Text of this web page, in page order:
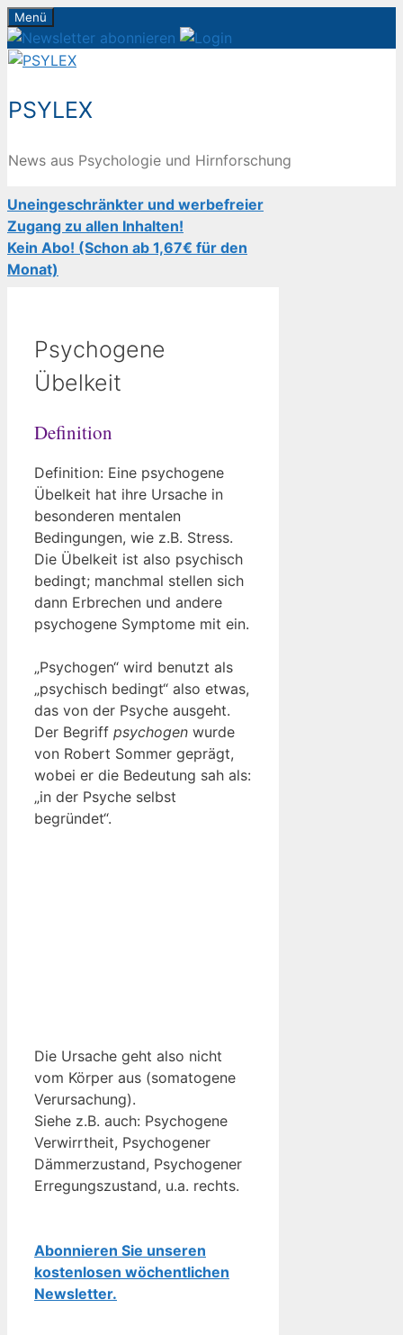
Zum
Inhalt
springen
Menü
PSYLEX
News aus Psychologie und Hirnforschung
Uneingeschränkter und werbefreier
Zugang zu allen Inhalten!
Kein Abo! (Schon ab 1,67€ für den
Monat)
Psychogene
Übelkeit
Definition
Definition: Eine psychogene
Übelkeit hat ihre Ursache in
besonderen mentalen
Bedingungen, wie z.B. Stress.
Die Übelkeit ist also psychisch
bedingt; manchmal stellen sich
dann Erbrechen und andere
psychogene Symptome mit ein.
„Psychogen“ wird benutzt als
„psychisch bedingt“ also etwas,
das von der Psyche ausgeht.
Der Begriff psychogen wurde
von Robert Sommer geprägt,
wobei er die Bedeutung sah als:
„in der Psyche selbst
begründet“.
Die Ursache geht also nicht
vom Körper aus (somatogene
Verursachung).
Siehe z.B. auch: Psychogene
Verwirrtheit, Psychogener
Dämmerzustand, Psychogener
Erregungszustand, u.a. rechts.
Abonnieren Sie unseren
kostenlosen wöchentlichen
Newsletter.